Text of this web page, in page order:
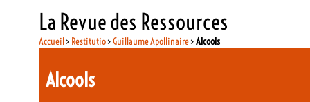
La Revue des Ressources
Accueil> Restitutio>Guillaume Apollinaire>Alcools
Alcools